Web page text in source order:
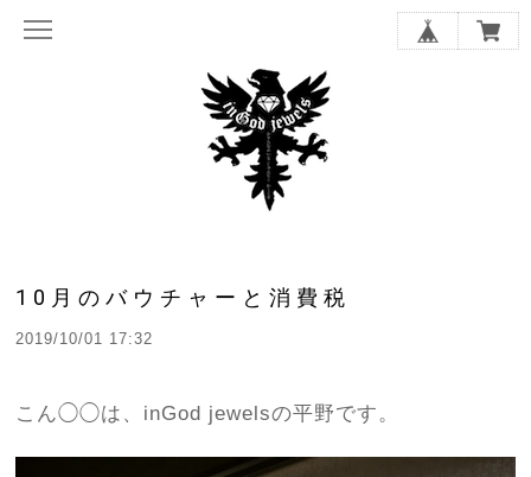
10月のバウチャーと消費税
2019/10/01 17:32
こん◯◯は、inGod jewelsの平野です。